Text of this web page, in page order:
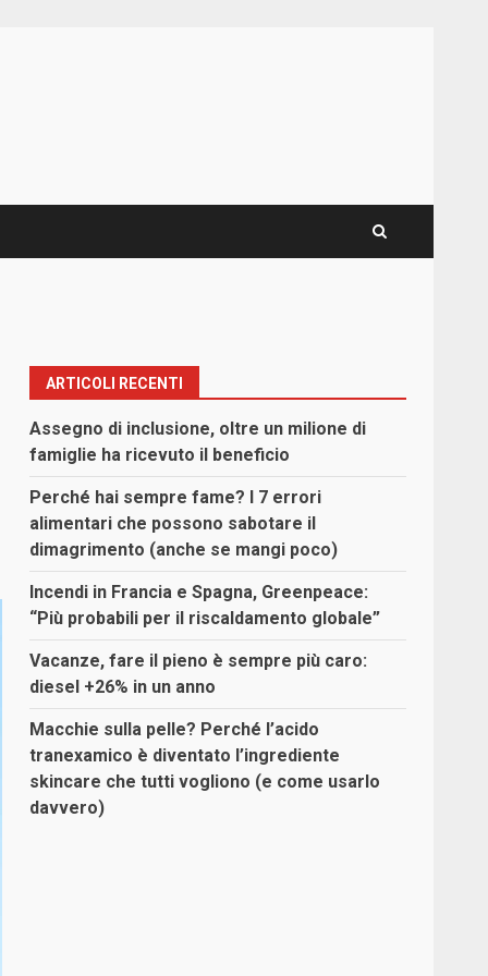
ARTICOLI RECENTI
Assegno di inclusione, oltre un milione di
famiglie ha ricevuto il beneficio
Perché hai sempre fame? I 7 errori
alimentari che possono sabotare il
dimagrimento (anche se mangi poco)
Incendi in Francia e Spagna, Greenpeace:
“Più probabili per il riscaldamento globale”
Vacanze, fare il pieno è sempre più caro:
diesel +26% in un anno
Macchie sulla pelle? Perché l’acido
tranexamico è diventato l’ingrediente
skincare che tutti vogliono (e come usarlo
davvero)